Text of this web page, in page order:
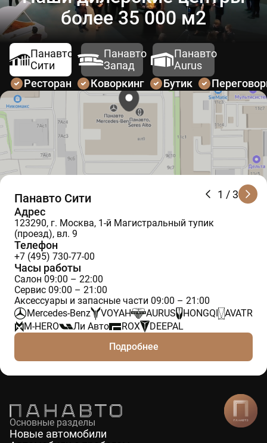
более 35 000 м2
Панавто
Сити
Панавто
Запад
Панавто
Aurus
Ресторан
Коворкинг Бутик
1 / 3
Панавто Сити
Адрес
123290, г. Москва, 1-й Магистральный тупик
(проезд), вл. 9
Телефон
+7 (495) 730-77-00
Часы работы
Салон 09:00 – 22:00
Сервис 09:00 – 21:00
Аксессуары и запасные части 09:00 – 21:00
Mercedes-Benz
VOYAH AURUS HONGQI
AVATR
M-HERO
Ли Авто ROX
DEEPAL
Подробнее
Основные разделы
Новые автомобили